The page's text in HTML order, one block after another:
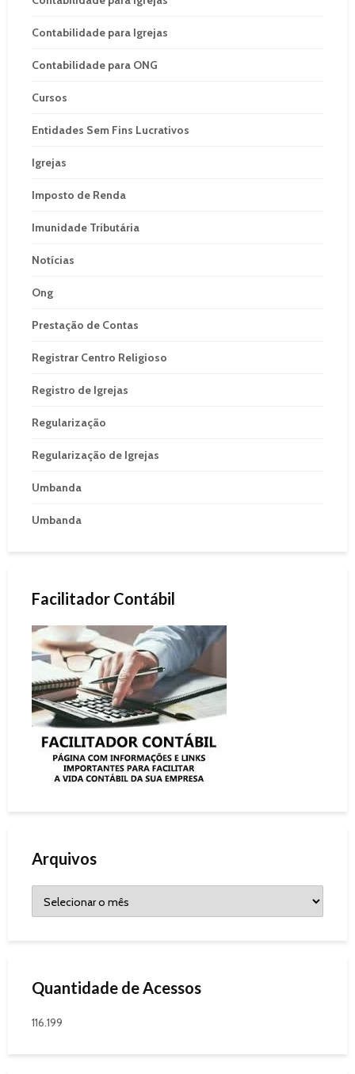
Contabilidade para Igrejas
Contabilidade para ONG
Cursos
Entidades Sem Fins Lucrativos
Igrejas
Imposto de Renda
Imunidade Tributária
Notícias
Ong
Prestação de Contas
Registrar Centro Religioso
Registro de Igrejas
Regularização
Regularização de Igrejas
Umbanda
Umbanda
Facilitador Contábil
Arquivos
Quantidade de Acessos
116.199